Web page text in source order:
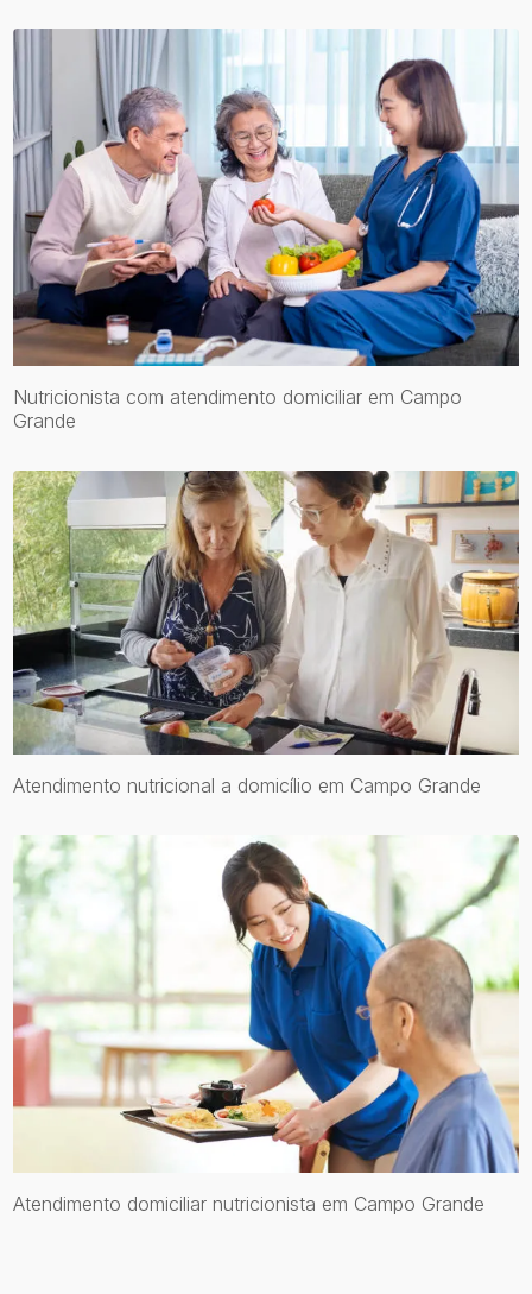
Nutricionista com atendimento domiciliar em Campo
Grande
Atendimento nutricional a domicílio em Campo Grande
Atendimento domiciliar nutricionista em Campo Grande